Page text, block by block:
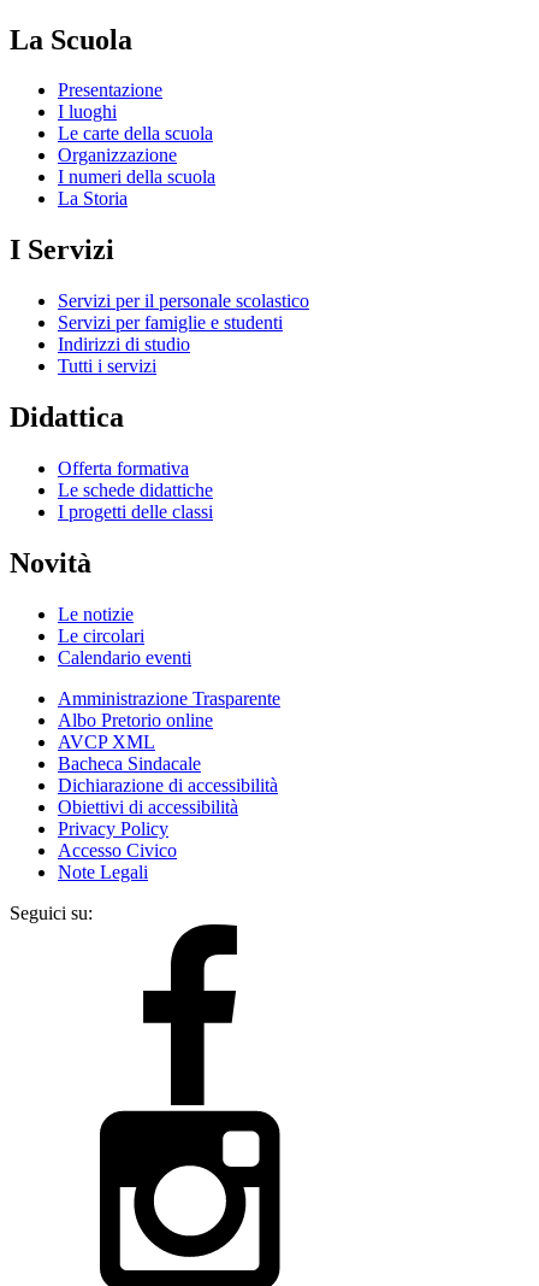
La Scuola
Presentazione
I luoghi
Le carte della scuola
Organizzazione
I numeri della scuola
La Storia
I Servizi
Servizi per il personale scolastico
Servizi per famiglie e studenti
Indirizzi di studio
Tutti i servizi
Didattica
Offerta formativa
Le schede didattiche
I progetti delle classi
Novità
Le notizie
Le circolari
Calendario eventi
Amministrazione Trasparente
Albo Pretorio online
AVCP XML
Bacheca Sindacale
Dichiarazione di accessibilità
Obiettivi di accessibilità
Privacy Policy
Accesso Civico
Note Legali
Seguici su: